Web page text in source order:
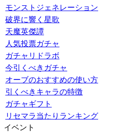
モンストジェネレーション
破界に響く星歌
天魔英傑譚
人気投票ガチャ
ガチャリドラボ
今引くべきガチャ
オーブのおすすめの使い方
引くべきキャラの特徴
ガチャギフト
リセマラ当たりランキング
イベント